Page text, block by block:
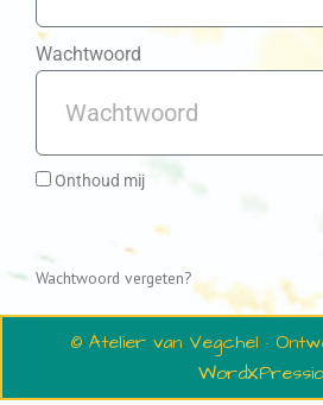
Wachtwoord
Onthoud mij
Wachtwoord vergeten?
© Atelier van Vegchel ·